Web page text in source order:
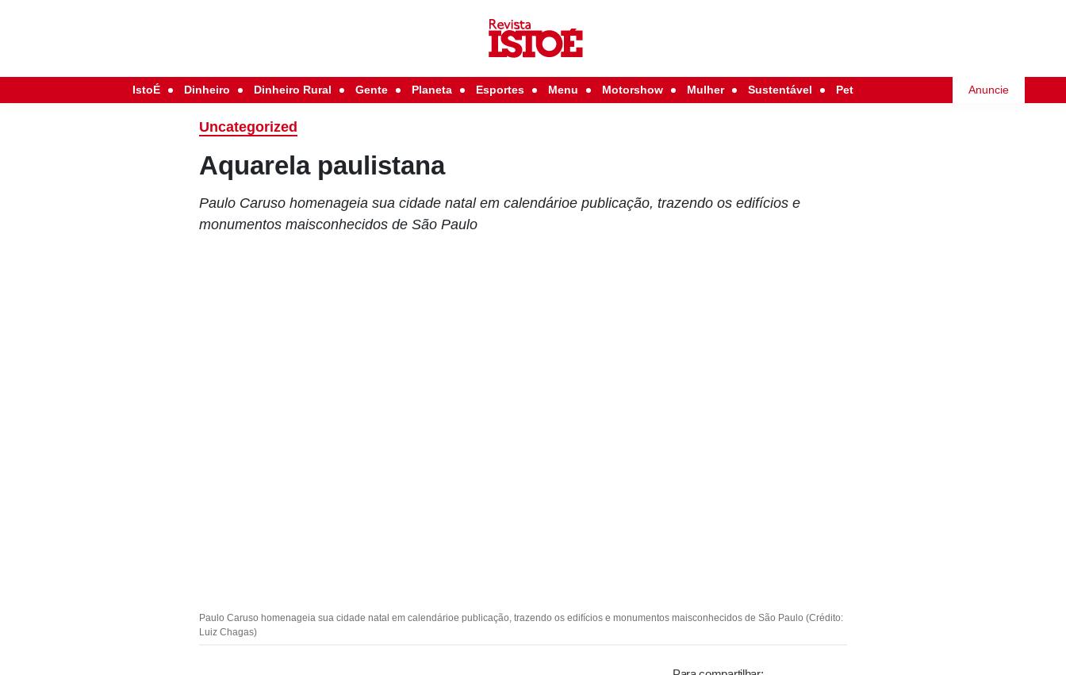
IstoÉ Dinheiro Dinheiro Rural Gente Planeta Esportes Menu Motorshow Mulher Sustentável Pet Anuncie
Uncategorized
Aquarela paulistana
Paulo Caruso homenageia sua cidade natal em calendárioe publicação, trazendo os edifícios e
monumentos maisconhecidos de São Paulo
Paulo Caruso homenageia sua cidade natal em calendárioe publicação, trazendo os edifícios e monumentos maisconhecidos de São Paulo (Crédito:
Luiz Chagas)